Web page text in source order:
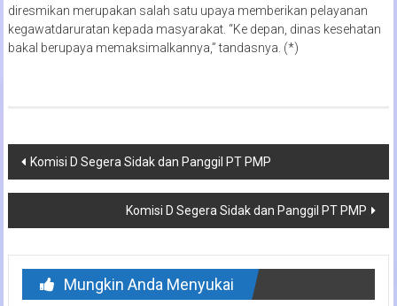
diresmikan merupakan salah satu upaya memberikan pelayanan
kegawatdaruratan kepada masyarakat. “Ke depan, dinas kesehatan
bakal berupaya memaksimalkannya,” tandasnya. (*)
Navigasi
pos
Komisi D Segera Sidak dan Panggil PT PMP
Komisi D Segera Sidak dan Panggil PT PMP
Mungkin Anda Menyukai